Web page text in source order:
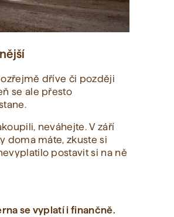
dříve či později
se ale přesto
neváhejte. V září
doma máte, zkuste si
postavit si na ně
se vyplatí i finančně.